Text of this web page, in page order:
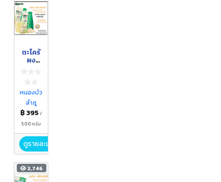
ตะไคร้
ผง
ขนาด
500
กรัม
หนองบัว
ลำภู
฿ 395 /
500 กรัม
ดูรายละเอียด
2,746